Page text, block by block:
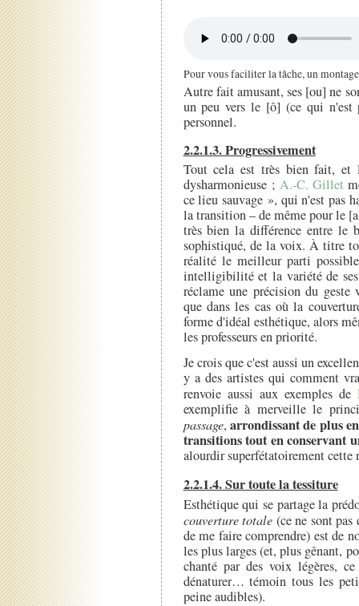
Pour vous faciliter la tâche, un
Autre fait amusant, ses [ou] ne
un peu vers le [ô] (ce qui n'est
personnel.
2.2.1.3. Progressivement
Tout cela est très bien fait,
dysharmonieuse ; A.-C. Gillet
ce lieu sauvage », qui n'est pas
la transition – de même pour le
très bien la différence entre le
sophistiqué, de la voix. À titre
réalité le meilleur parti
intelligibilité et la variété de ses
réclame une précision du geste
que dans les cas où la
forme d'idéal esthétique, alors
les professeurs en priorité.
Je crois que c'est aussi un
y a des artistes qui comment
renvoie aussi aux exemples de
exemplifie à merveille le
passage, arrondissant de plus
transitions tout en conservant
alourdir superfétatoirement
2.2.1.4. Sur toute la tessiture
Esthétique qui se partage la
couverture totale (ce ne sont pas
de me faire comprendre) est de
les plus larges (et, plus gênant,
chanté par des voix légères,
dénaturer… témoin tous les
peine audibles).